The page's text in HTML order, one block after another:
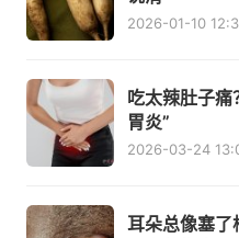
2026-01-10
吃太辣肚子痛
胃炎”
2026-03-24
耳朵总像塞了